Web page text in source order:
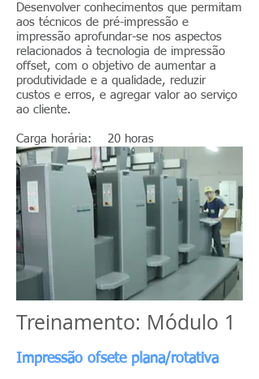
Desenvolver conhecimentos que permitam
aos técnicos de pré-impressão e
impressão aprofundar-se nos aspectos
relacionados à tecnologia de impressão
offset, com o objetivo de aumentar a
produtividade e a qualidade, reduzir
custos e erros, e agregar valor ao serviço
ao cliente.
Carga horária: 20 horas
Treinamento: Módulo 1
Impressão ofsete plana/rotativa